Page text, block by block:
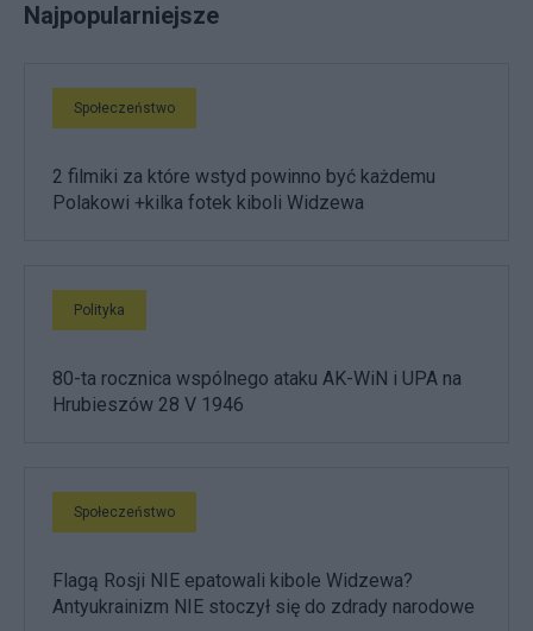
Najpopularniejsze
Społeczeństwo
2 filmiki za które wstyd powinno być każdemu
Polakowi +kilka fotek kiboli Widzewa
Polityka
80-ta rocznica wspólnego ataku AK-WiN i UPA na
Hrubieszów 28 V 1946
Społeczeństwo
Flagą Rosji NIE epatowali kibole Widzewa?
Antyukrainizm NIE stoczył się do zdrady narodowe